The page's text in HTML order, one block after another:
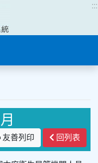
:::
友善列印 回列表